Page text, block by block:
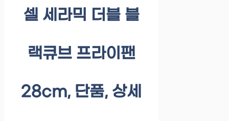
셀 세라믹 더블 블
랙큐브 프라이팬
28cm, 단품, 상세